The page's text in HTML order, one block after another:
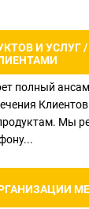
И УСЛУГ /
полный
Мы